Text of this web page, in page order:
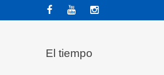
El tiempo